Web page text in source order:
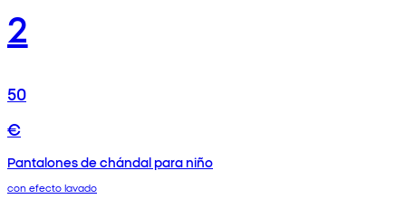
2
50
€
Pantalones de chándal para niño
con efecto lavado